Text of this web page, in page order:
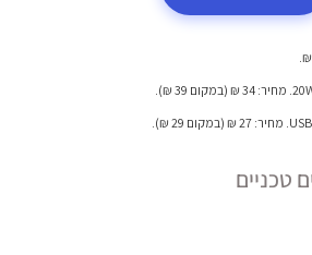
. מחיר: 34 ₪ (במקום 39 ₪).
. מחיר: 27 ₪ (במקום 29 ₪).
טכניים